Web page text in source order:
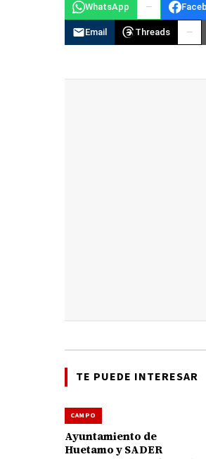
WhatsApp
Email Threads
TE PUEDE INTERESAR
CAMPO
Ayuntamiento de
Huetamo y SADER